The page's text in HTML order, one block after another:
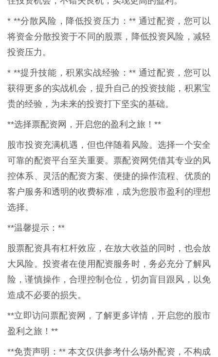
* **分散风险，降低投资压力：** 通过配资，您可以
将资金分散投资于不同的股票，降低投资风险，减轻
投资压力。
* **提升技能，积累实战经验：** 通过配资，您可以
获得更多的实战机会，提升自己的投资技能，积累宝
贵的经验，为未来的投资打下坚实的基础。
**选择票配资网，开启您的盈利之旅！**
股市投资充满机遇，但也伴随着风险。选择一个安全
可靠的配资平台至关重要。票配资网凭借其专业的风
控体系、灵活的配资方案、便捷的操作流程、优质的
客户服务和透明的收费标准，成为您股市盈利的理想
选择。
**温馨提示：**
股票配资具有杠杆效应，在放大收益的同时，也会放
大风险。投资者在使用配资服务时，务必充分了解风
险，谨慎操作，合理控制仓位，切勿盲目跟风，以免
造成不必要的损失。
**立即访问票配资网，了解更多详情，开启您的股市
盈利之旅！**
**免责声明：** 本文仅供参考什么场外配资，不构成